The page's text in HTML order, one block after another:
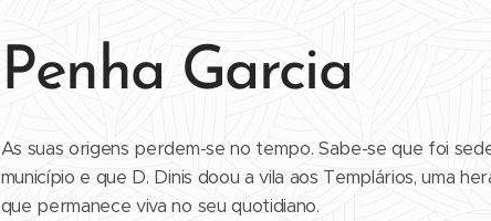
Penha Garcia
As suas origens perdem-se no tempo. Sabe-se que foi
município e que D. Dinis doou a vila aos Templários, uma
que permanece viva no seu quotidiano.